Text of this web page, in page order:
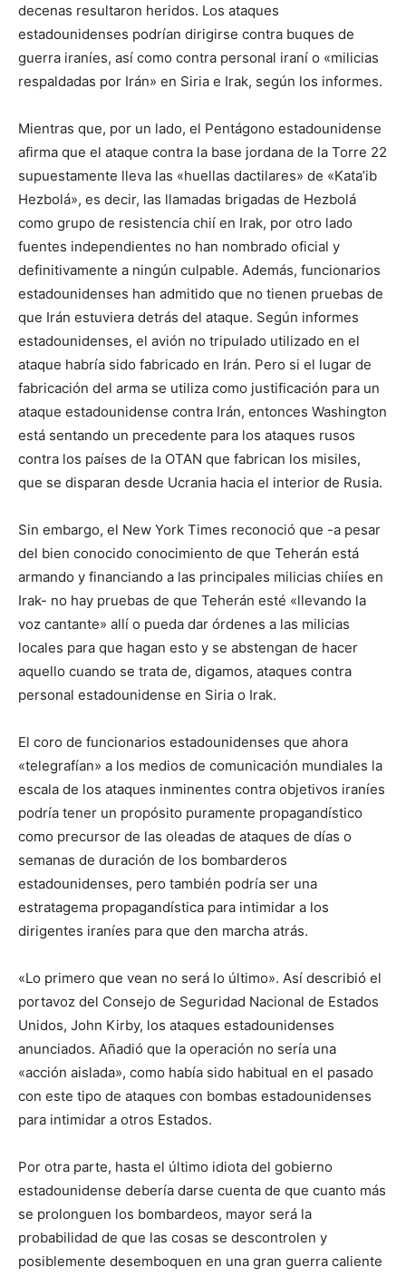
decenas resultaron heridos. Los ataques
estadounidenses podrían dirigirse contra buques de
guerra iraníes, así como contra personal iraní o «milicias
respaldadas por Irán» en Siria e Irak, según los informes.
Mientras que, por un lado, el Pentágono estadounidense
afirma que el ataque contra la base jordana de la Torre 22
supuestamente lleva las «huellas dactilares» de «Kata’ib
Hezbolá», es decir, las llamadas brigadas de Hezbolá
como grupo de resistencia chií en Irak, por otro lado
fuentes independientes no han nombrado oficial y
definitivamente a ningún culpable. Además, funcionarios
estadounidenses han admitido que no tienen pruebas de
que Irán estuviera detrás del ataque. Según informes
estadounidenses, el avión no tripulado utilizado en el
ataque habría sido fabricado en Irán. Pero si el lugar de
fabricación del arma se utiliza como justificación para un
ataque estadounidense contra Irán, entonces Washington
está sentando un precedente para los ataques rusos
contra los países de la OTAN que fabrican los misiles,
que se disparan desde Ucrania hacia el interior de Rusia.
Sin embargo, el New York Times reconoció que -a pesar
del bien conocido conocimiento de que Teherán está
armando y financiando a las principales milicias chiíes en
Irak- no hay pruebas de que Teherán esté «llevando la
voz cantante» allí o pueda dar órdenes a las milicias
locales para que hagan esto y se abstengan de hacer
aquello cuando se trata de, digamos, ataques contra
personal estadounidense en Siria o Irak.
El coro de funcionarios estadounidenses que ahora
«telegrafían» a los medios de comunicación mundiales la
escala de los ataques inminentes contra objetivos iraníes
podría tener un propósito puramente propagandístico
como precursor de las oleadas de ataques de días o
semanas de duración de los bombarderos
estadounidenses, pero también podría ser una
estratagema propagandística para intimidar a los
dirigentes iraníes para que den marcha atrás.
«Lo primero que vean no será lo último». Así describió el
portavoz del Consejo de Seguridad Nacional de Estados
Unidos, John Kirby, los ataques estadounidenses
anunciados. Añadió que la operación no sería una
«acción aislada», como había sido habitual en el pasado
con este tipo de ataques con bombas estadounidenses
para intimidar a otros Estados.
Por otra parte, hasta el último idiota del gobierno
estadounidense debería darse cuenta de que cuanto más
se prolonguen los bombardeos, mayor será la
probabilidad de que las cosas se descontrolen y
posiblemente desemboquen en una gran guerra caliente